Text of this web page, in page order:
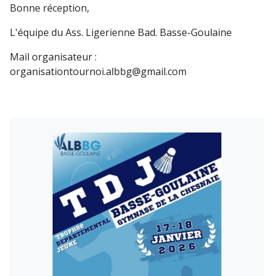
Bonne réception,
L'équipe du Ass. Ligerienne Bad. Basse-Goulaine
Mail organisateur :
organisationtournoi.albbg@gmail.com